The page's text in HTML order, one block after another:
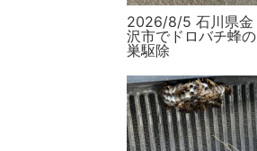
2026/8/5 石川県金
沢市でドロバチ蜂の
巣駆除